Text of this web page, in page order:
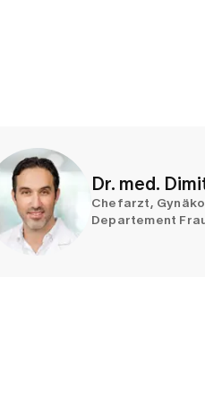
Dr. med.
Chefarzt,
Departement